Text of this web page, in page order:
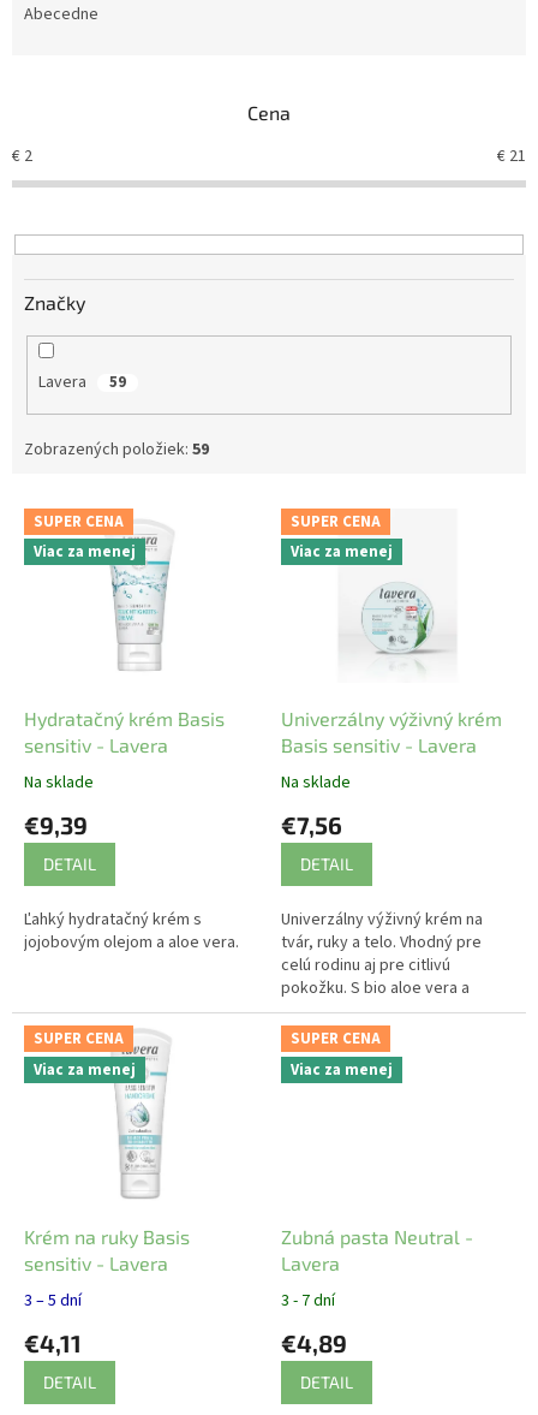
r
o
u
k
Abecedne
Cena
€ 2 € 21
Značky
Lavera 59
Zobrazených položiek: 59
V
p
SUPER CENA
Viac za menej
Hydratačný krém Basis
sensitiv - Lavera
Na sklade
€9,39
DETAIL
Ľahký hydratačný krém s
jojobovým olejom a aloe vera.
SUPER CENA
Viac za menej
Univerzálny výživný krém
Basis sensitiv - Lavera
Na sklade
€7,56
DETAIL
Univerzálny výživný krém na
tvár, ruky a telo. Vhodný pre
celú rodinu aj pre citlivú
pokožku. S bio aloe vera a
mandľovým olejom.
SUPER CENA
Viac za menej
Krém na ruky Basis
sensitiv - Lavera
3 – 5 dní
€4,11
DETAIL
SUPER CENA
Viac za menej
Zubná pasta Neutral -
Lavera
3 - 7 dní
€4,89
DETAIL